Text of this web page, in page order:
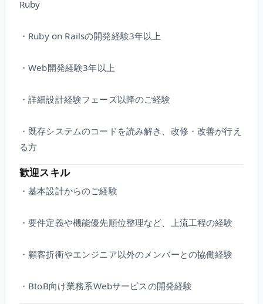
Ruby
・Ruby on Railsの開発経験3年以上
・Web開発経験3年以上
・詳細設計経験フェーズ以降のご経験
・既存システムのコードを読み解き、改修・改善が行え
る方
歓迎スキル
・基本設計からのご経験
・要件定義や機能優先順位整理など、上流工程の経験
・顧客折衝やエンジニア以外のメンバーとの協働経験
・BtoB向け業務系Webサービスの開発経験